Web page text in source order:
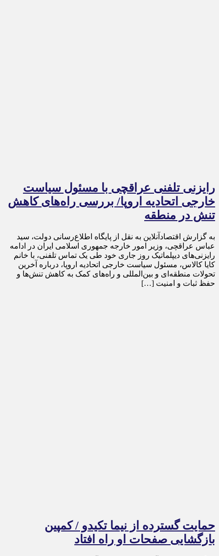
رایزنی تلفنی عراقچی با مسئول سیاست
خارجی اتحادیه اروپا/ بررسی راه‌های کاهش
تنش در منطقه
به گزارش اقتصادآنلاین به نقل از پایگاه اطلاع‌رسانی دولت، سید
عباس عراقچی، وزیر امور خارجه جمهوری اسلامی ایران در ادامه
رایزنی‌های دیپلماتیک روز جاری خود طی یک تماس تلفنی، با خانم
کایا کالاس، مسئول سیاست خارجی اتحادیه اروپا، درباره آخرین
تحولات منطقه‌ای و بین‌المللی و راه‌های کمک به کاهش تنش‌ها و
حفظ ثبات و امنیت […]
حمایت گسترده از نیما تکیدو / کمپین
بازگشایی صفحات او راه افتاد